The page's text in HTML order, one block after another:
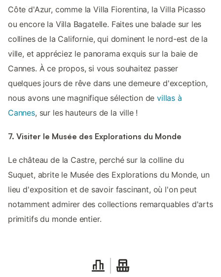
Côte d'Azur, comme la Villa Fiorentina, la Villa Picasso
ou encore la Villa Bagatelle. Faites une balade sur les
collines de la Californie, qui dominent le nord-est de la
ville, et appréciez le panorama exquis sur la baie de
Cannes. À ce propos, si vous souhaitez passer
quelques jours de rêve dans une demeure d'exception,
nous avons une magnifique sélection devillas à
Cannes, sur les hauteurs de la ville !
7. Visiter le Musée des Explorations du Monde
Le château de la Castre, perché sur la colline du
Suquet, abrite le Musée des Explorations du Monde, un
lieu d'exposition et de savoir fascinant, où l'on peut
notamment admirer des collections remarquables d'arts
primitifs du monde entier.